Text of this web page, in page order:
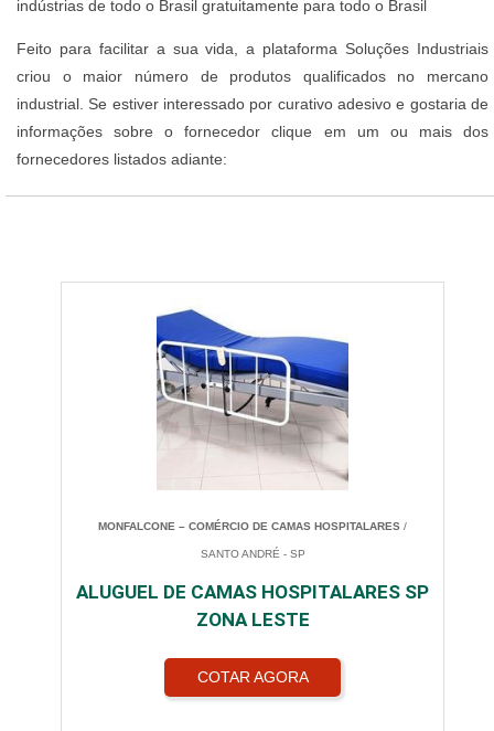
indústrias de todo o Brasil gratuitamente para todo o Brasil
Feito para facilitar a sua vida, a plataforma Soluções Industriais
criou o maior número de produtos qualificados no mercano
industrial. Se estiver interessado por curativo adesivo e gostaria de
informações sobre o fornecedor clique em um ou mais dos
fornecedores listados adiante:
MONFALCONE – COMÉRCIO DE CAMAS HOSPITALARES /
SANTO ANDRÉ - SP
ALUGUEL DE CAMAS HOSPITALARES SP
ZONA LESTE
COTAR AGORA